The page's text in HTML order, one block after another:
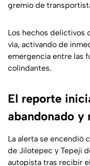
gremio de
Los hechos delictivos
vía, activando de
emergencia entre las
colindantes.
El reporte
abandonado
La alerta se encendió
de Jilotepec y Tepeji
autopista tras recibir el